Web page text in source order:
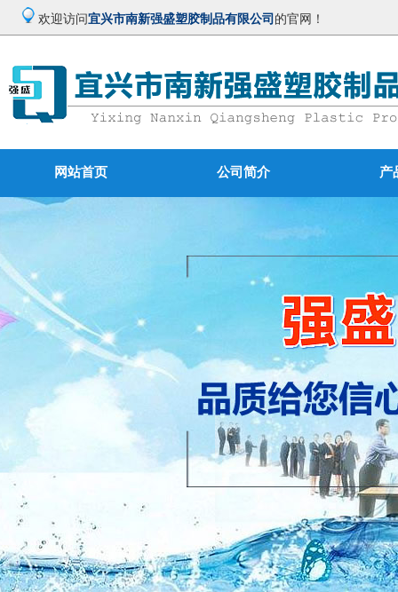
欢迎访问宜兴市南新强盛塑胶制品有限公司 的官网！
网站首页 公司简介 产